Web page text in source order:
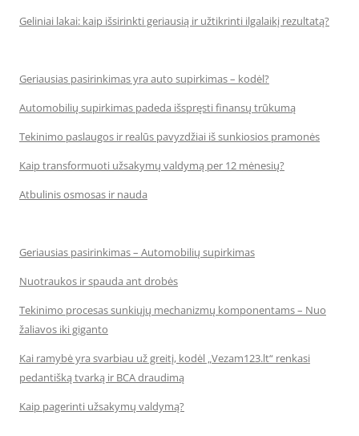
Geliniai lakai: kaip išsirinkti geriausią ir užtikrinti ilgalaikį rezultatą?
Geriausias pasirinkimas yra auto supirkimas – kodėl?
Automobilių supirkimas padeda išspręsti finansų trūkumą
Tekinimo paslaugos ir realūs pavyzdžiai iš sunkiosios pramonės
Kaip transformuoti užsakymų valdymą per 12 mėnesių?
Atbulinis osmosas ir nauda
Geriausias pasirinkimas – Automobilių supirkimas
Nuotraukos ir spauda ant drobės
Tekinimo procesas sunkiųjų mechanizmų komponentams – Nuo
žaliavos iki giganto
Kai ramybė yra svarbiau už greitį, kodėl „Vezam123.lt“ renkasi
pedantišką tvarką ir BCA draudimą
Kaip pagerinti užsakymų valdymą?